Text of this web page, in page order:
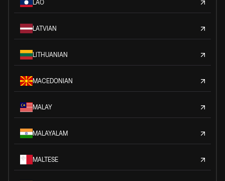
LAO
LATVIAN
LITHUANIAN
MACEDONIAN
MALAY
MALAYALAM
MALTESE